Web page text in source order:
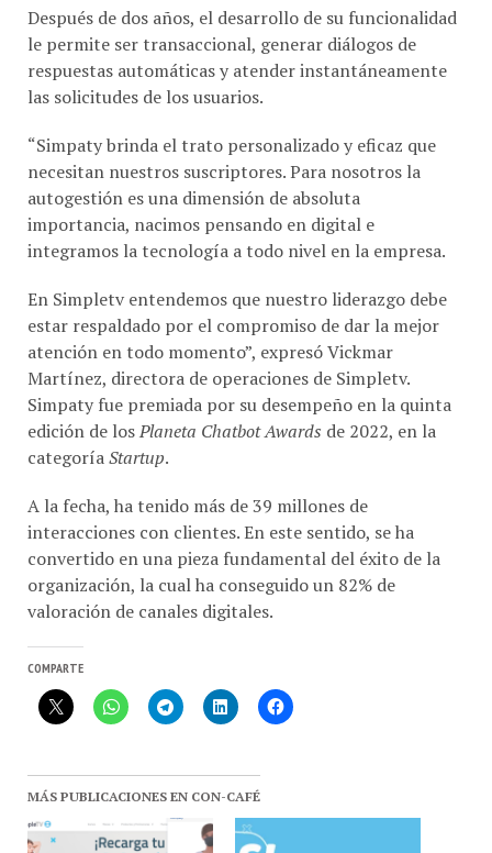
le permite ser transaccional, generar diálogos de
respuestas automáticas y atender instantáneamente
las solicitudes de los usuarios.
necesitan nuestros suscriptores. Para nosotros la
autogestión es una dimensión de absoluta
importancia, nacimos pensando en digital e
integramos la tecnología a todo nivel en la empresa.
estar respaldado por el compromiso de dar la mejor
atención en todo momento”, expresó Vickmar
Martínez, directora de operaciones de Simpletv.
Simpaty fue premiada por su desempeño en la quinta
edición de losPlaneta Chatbot Awardsde 2022, en la
categoría Startup.
interacciones con clientes. En este sentido, se ha
convertido en una pieza fundamental del éxito de la
organización, la cual ha conseguido un 82% de
valoración de canales digitales.